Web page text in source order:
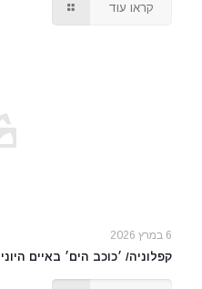
קראו עוד
6 במרץ 2026
קפלוניה/ ׳כוכב הים׳ באיים